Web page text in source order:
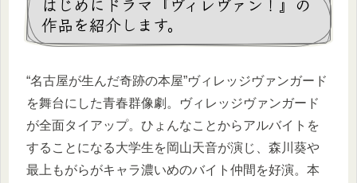
作品を紹介します。
“名古屋が生んだ奇跡の本屋”ヴィレッジヴァンガード
を舞台にした青春群像劇。ヴィレッジヴァンガード
が全面タイアップ。ひょんなことからアルバイトを
することになる大学生を岡山天音が演じ、森川葵や
最上もがらがキャラ濃いめのバイト仲間を好演。本